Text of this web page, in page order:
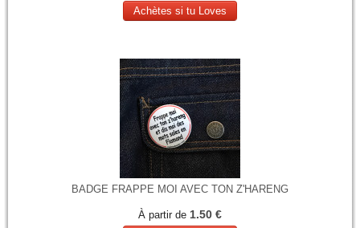
Achètes si tu Loves
BADGE FRAPPE MOI AVEC TON Z'HARENG
À partir de 1.50 €